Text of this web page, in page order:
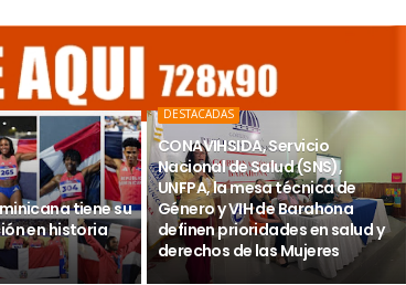
tiene su
en historia
DESTACADAS
CONAVIHSIDA, Servicio
Nacional de Salud (SNS),
UNFPA, la mesa técnica de
Género y VIH de Barahona
definen prioridades en salud y
derechos de las Mujeres